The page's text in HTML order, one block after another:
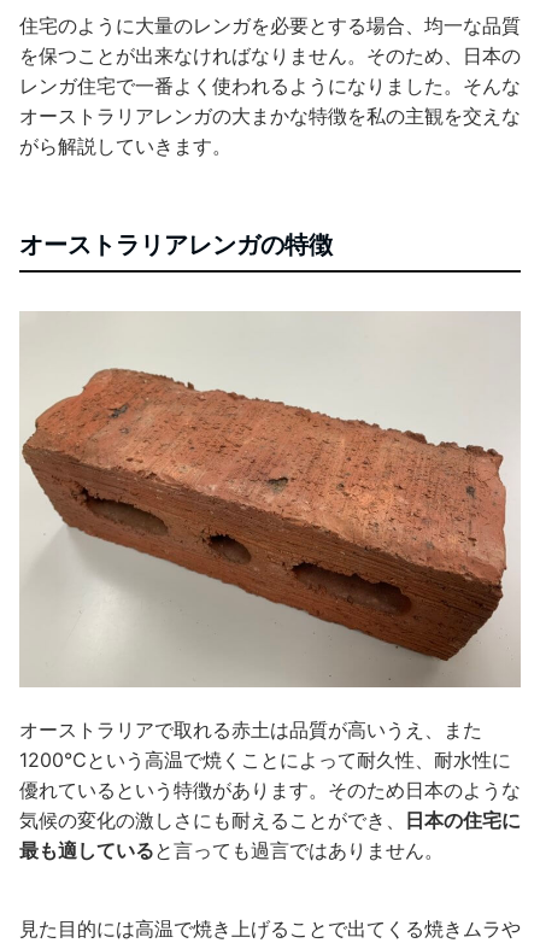
住宅のように大量のレンガを必要とする場合、均一な品質
を保つことが出来なければなりません。そのため、日本の
レンガ住宅で一番よく使われるようになりました。そんな
オーストラリアレンガの大まかな特徴を私の主観を交えな
がら解説していきます。
オーストラリアレンガの特徴
オーストラリアで取れる赤土は品質が高いうえ、また
1200℃という高温で焼くことによって耐久性、耐水性に
優れているという特徴があります。そのため日本のような
気候の変化の激しさにも耐えることができ、
日本の住宅に
最も適していると言っても過言ではありません。
見た目的には高温で焼き上げることで出てくる焼きムラや